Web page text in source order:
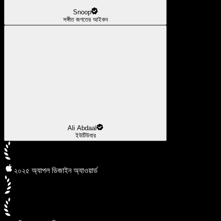
Snoop
সঙ্গীত জগতের আইকন
Ali Abdaal
ইউটিউবার
২০২৫ অ্যাপল ডিজাইন অ্যাওয়ার্ড